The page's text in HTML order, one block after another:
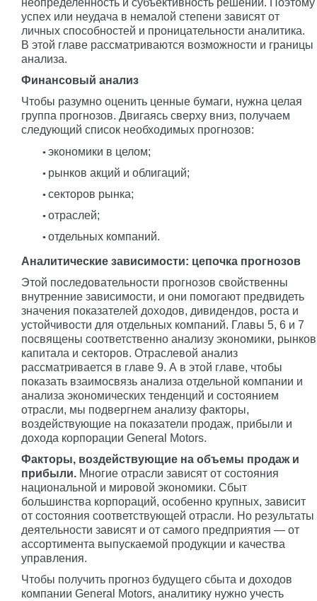
неопределенность и субъективность решений. Поэтому
успех или неудача в немалой степени зависят от
личных способностей и проницательности аналитика.
В этой главе рассматриваются возможности и границы
анализа.
Финансовый анализ
Чтобы разумно оценить ценные бумаги, нужна целая
группа прогнозов. Двигаясь сверху вниз, получаем
следующий список необходимых прогнозов:
экономики в целом;
рынков акций и облигаций;
секторов рынка;
отраслей;
отдельных компаний.
Аналитические зависимости: цепочка прогнозов
Этой последовательности прогнозов свойственны
внутренние зависимости, и они помогают предвидеть
значения показателей доходов, дивидендов, роста и
устойчивости для отдельных компаний. Главы 5, 6 и 7
посвящены соответственно анализу экономики, рынков
капитала и секторов. Отраслевой анализ
рассматривается в главе 9. А в этой главе, чтобы
показать взаимосвязь анализа отдельной компании и
анализа экономических тенденций и состоянием
отрасли, мы подвергнем анализу факторы,
воздействующие на показатели продаж, прибыли и
дохода корпорации General Motors.
Факторы, воздействующие на объемы продаж и
прибыли. Многие отрасли зависят от состояния
национальной и мировой экономики. Сбыт
большинства корпораций, особенно крупных, зависит
от состояния соответствующей отрасли. Но результаты
деятельности зависят и от самого предприятия — от
ассортимента выпускаемой продукции и качества
управления.
Чтобы получить прогноз будущего сбыта и доходов
компании General Motors, аналитику нужно учесть